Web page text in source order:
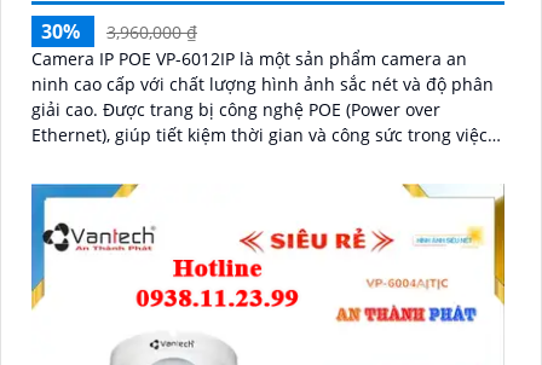
30%
3,960,000 ₫
Camera IP POE VP-6012IP là một sản phẩm camera an
ninh cao cấp với chất lượng hình ảnh sắc nét và độ phân
giải cao. Được trang bị công nghệ POE (Power over
Ethernet), giúp tiết kiệm thời gian và công sức trong việc